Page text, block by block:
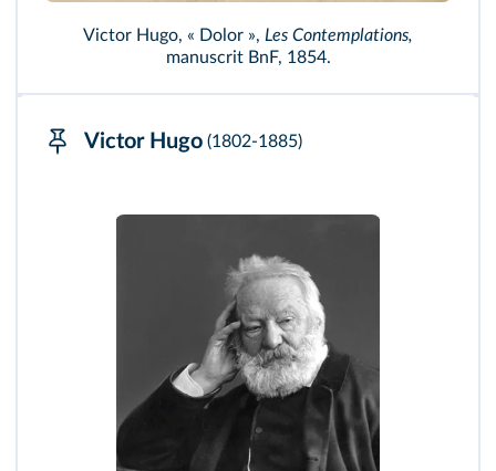
Victor Hugo, « Dolor », Les Contemplations,
manuscrit BnF, 1854.
Victor Hugo (1802‑1885)